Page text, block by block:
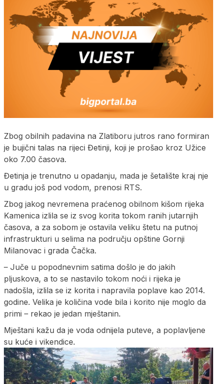
Zbog obilnih padavina na Zlatiboru jutros rano formiran
je bujični talas na rijeci Đetinji, koji je prošao kroz Užice
oko 7.00 časova.
Đetinja je trenutno u opadanju, mada je šetalište kraj nje
u gradu još pod vodom, prenosi RTS.
Zbog jakog nevremena praćenog obilnom kišom rijeka
Kamenica izlila se iz svog korita tokom ranih jutarnjih
časova, a za sobom je ostavila veliku štetu na putnoj
infrastrukturi u selima na području opštine Gornji
Milanovac i grada Čačka.
– Јuče u popodnevnim satima došlo je do jakih
pljuskova, a to se nastavilo tokom noći i rijeka je
nadošla, izlila se iz korita i napravila poplave kao 2014.
godine. Velika je količina vode bila i korito nije moglo da
primi – rekao je jedan mještanin.
Mještani kažu da je voda odnijela puteve, a poplavljene
su kuće i vikendice.